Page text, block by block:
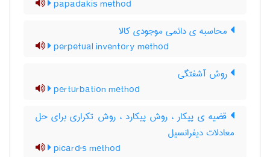
papadakis method
محاسبه ی دائمی موجودی کالا
perpetual inventory method
روش آشفتگی
perturbation method
قضیه ی پیکار ، روش پیکارد ، روش تکراری برای حل
معادلات دیفرانسیل
picard's method